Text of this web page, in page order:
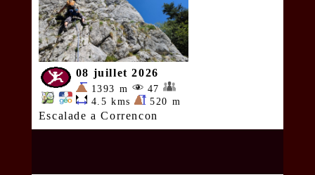
08 juillet 2026
1393 m
47
4.5 kms
520 m
Escalade a Correncon